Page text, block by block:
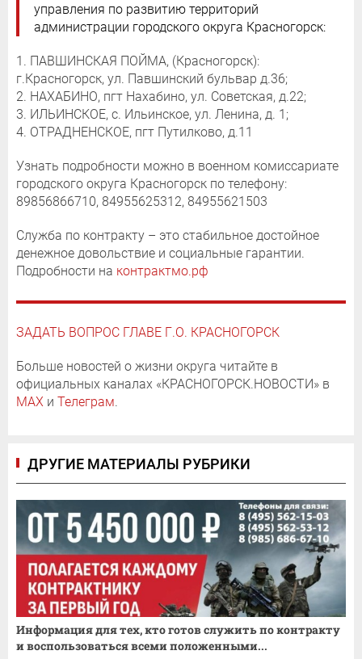
управления по развитию территорий
администрации городского округа Красногорск:
1. ПАВШИНСКАЯ ПОЙМА, (Красногорск):
г.Красногорск, ул. Павшинский бульвар д.36;
2. НАХАБИНО, пгт Нахабино, ул. Советская, д.22;
3. ИЛЬИНСКОЕ, с. Ильинское, ул. Ленина, д. 1;
4. ОТРАДНЕНСКОЕ, пгт Путилково, д.11
Узнать подробности можно в военном комиссариате
городского округа Красногорск по телефону:
89856866710, 84955625312, 84955621503
Служба по контракту – это стабильное достойное
денежное довольствие и социальные гарантии.
Подробности на контрактмо.рф
ЗАДАТЬ ВОПРОС ГЛАВЕ Г.О. КРАСНОГОРСК
Больше новостей о жизни округа читайте в
официальных каналах «КРАСНОГОРСК.НОВОСТИ» в
MAX и Телеграм.
ДРУГИЕ МАТЕРИАЛЫ РУБРИКИ
Информация для тех, кто готов служить по контракту
и воспользоваться всеми положенными...